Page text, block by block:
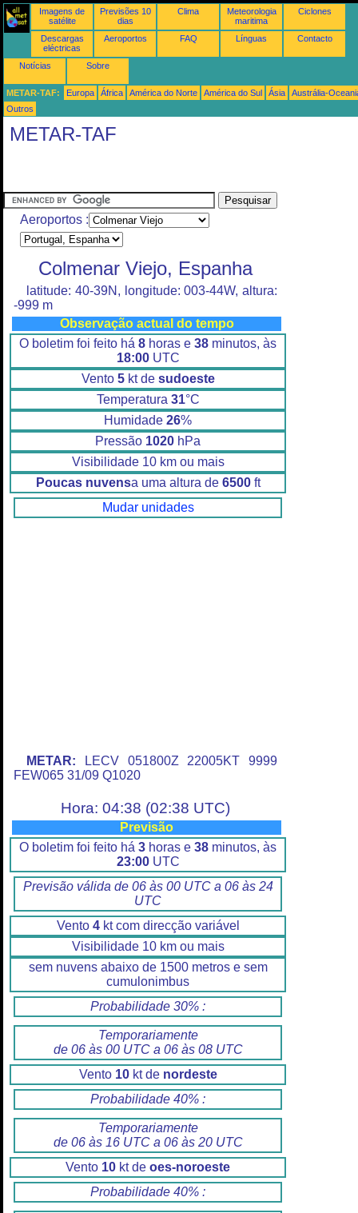
Imagens de
satélite
Previsões 10
dias
Clima
Meteorologia
maritima
Ciclones
Descargas
eléctricas
Aeroportos FAQ Línguas Contacto
Notícias Sobre
METAR-TAF: Europa África América do Norte América do Sul Ásia
Austrália-
Outros
METAR-TAF
Aeroportos :
Colmenar Viejo, Espanha
latitude: 40-39N, longitude: 003-44W, altura:
-999 m
Observação actual do tempo
O boletim foi feito há 8 horas e 38 minutos, às
18:00UTC
Vento 5kt de sudoeste
Temperatura 31°C
Humidade 26%
Pressão 1020 hPa
Visibilidade 10 km ou mais
Poucas nuvensa uma altura de 6500ft
Mudar unidades
METAR: LECV 051800Z 22005KT 9999
FEW065 31/09 Q1020
Hora: 04:38 (02:38 UTC)
Previsão
O boletim foi feito há 3 horas e 38 minutos, às
23:00UTC
Previsão válida de 06 às 00 UTC a 06 às 24
UTC
Vento 4kt com direcção variável
Visibilidade 10 km ou mais
sem nuvens abaixo de 1500 metros e sem
cumulonimbus
Probabilidade 30% :
Temporariamente
de 06 às 00 UTC a 06 às 08 UTC
Vento 10kt de nordeste
Probabilidade 40% :
Temporariamente
de 06 às 16 UTC a 06 às 20 UTC
Vento 10 kt de oes-noroeste
Probabilidade 40% :